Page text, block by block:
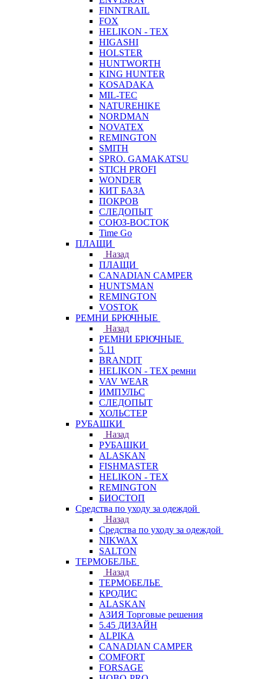
FINNTRAIL
FOX
HELIKON - TEX
HIGASHI
HOLSTER
HUNTWORTH
KING HUNTER
KOSADAKA
MIL-TEC
NATUREHIKE
NORDMAN
NOVATEX
REMINGTON
SMITH
SPRO. GAMAKATSU
STICH PROFI
WONDER
КИТ БАЗА
ПОКРОВ
СЛЕДОПЫТ
СОЮЗ-ВОСТОК
Time Go
ПЛАЩИ
Назад
ПЛАЩИ
CANADIAN CAMPER
HUNTSMAN
REMINGTON
VOSTOK
РЕМНИ БРЮЧНЫЕ
Назад
РЕМНИ БРЮЧНЫЕ
5.11
BRANDIT
HELIKON - TEX ремни
VAV WEAR
ИМПУЛЬС
СЛЕДОПЫТ
ХОЛЬСТЕР
РУБАШКИ
Назад
РУБАШКИ
ALASKAN
FISHMASTER
HELIKON - TEX
REMINGTON
БИОСТОП
Средства по уходу за одеждой
Назад
Средства по уходу за одеждой
NIKWAX
SALTON
ТЕРМОБЕЛЬЕ
Назад
ТЕРМОБЕЛЬЕ
КРОДИС
ALASKAN
АЗИЯ Торговые решения
5.45 ДИЗАЙН
ALPIKA
CANADIAN CAMPER
COMFORT
FORSAGE